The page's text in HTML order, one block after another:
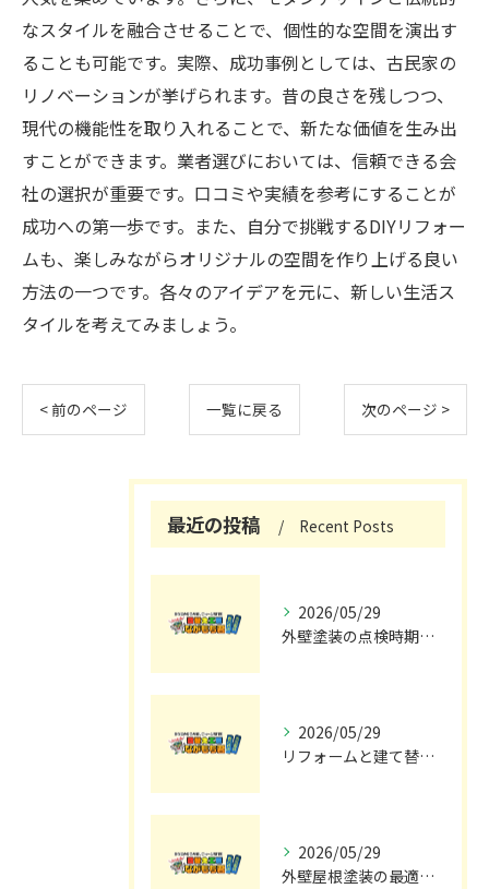
なスタイルを融合させることで、個性的な空間を演出す
ることも可能です。実際、成功事例としては、古民家の
リノベーションが挙げられます。昔の良さを残しつつ、
現代の機能性を取り入れることで、新たな価値を生み出
すことができます。業者選びにおいては、信頼できる会
社の選択が重要です。口コミや実績を参考にすることが
成功への第一歩です。また、自分で挑戦するDIYリフォー
ムも、楽しみながらオリジナルの空間を作り上げる良い
方法の一つです。各々のアイデアを元に、新しい生活ス
タイルを考えてみましょう。
< 前のページ 一覧に戻る 次のページ >
最近の投稿 Recent Posts
2026/05/29
外壁塗装の点検時期と施工の最適タイミング
2026/05/29
リフォームと建て替えの費用と注意点完全解説
2026/05/29
外壁屋根塗装の最適メンテナンス時期